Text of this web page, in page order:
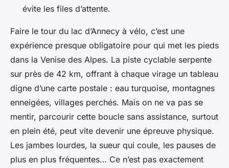
évite les files d’attente.
Faire le tour du lac d’Annecy à vélo, c’est une
expérience presque obligatoire pour qui met les pieds
dans la Venise des Alpes. La piste cyclable serpente
sur près de 42 km, offrant à chaque virage un tableau
digne d’une carte postale : eau turquoise, montagnes
enneigées, villages perchés. Mais on ne va pas se
mentir, parcourir cette boucle sans assistance, surtout
en plein été, peut vite devenir une épreuve physique.
Les jambes lourdes, la sueur qui coule, les pauses de
plus en plus fréquentes… Ce n’est pas exactement